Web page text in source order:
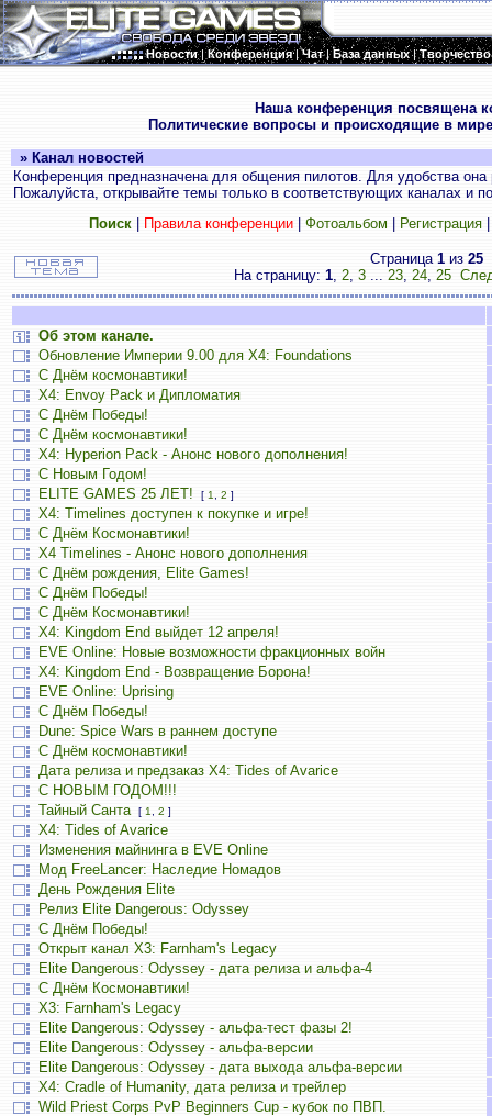
Новости|Конференция|Чат|База данных|Творчество
Наша конференция посвящена
Политические вопросы и происходящие в
» Канал новостей
Конференция предназначена для общения пилотов. Для удобства
Пожалуйста, открывайте темы только в соответствующих каналах и
Поиск| Правила конференции| Фотоальбом Регистрация
Страница 1из 25
На страницу: 1, 2, 3 ... 23, 24, 25
Об этом канале.
Обновление Империи 9.00 для X4: Foundations
С Днём космонавтики!
X4: Envoy Pack и Дипломатия
С Днём Победы!
С Днём космонавтики!
X4: Hyperion Pack - Анонс нового дополнения!
С Новым Годом!
ELITE GAMES 25 ЛЕТ!
[ 1 2 ]
X4: Timelines доступен к покупке и игре!
С Днём Космонавтики!
X4 Timelines - Анонс нового дополнения
С Днём рождения, Elite Games!
С Днём Победы!
С Днём Космонавтики!
X4: Kingdom End выйдет 12 апреля!
EVE Online: Новые возможности фракционных войн
X4: Kingdom End - Возвращение Борона!
EVE Online: Uprising
С Днём Победы!
Dune: Spice Wars в раннем доступе
С Днём космонавтики!
Дата релиза и предзаказ X4: Tides of Avarice
С НОВЫМ ГОДОМ!!!
Тайный Санта
[ 1 2 ]
X4: Tides of Avarice
Изменения майнинга в EVE Online
Мод FreeLancer: Наследие Номадов
День Рождения Elite
Релиз Elite Dangerous: Odyssey
С Днём Победы!
Открыт канал X3: Farnham's Legacy
Elite Dangerous: Odyssey - дата релиза и альфа-4
С Днём Космонавтики!
X3: Farnham's Legacy
Elite Dangerous: Odyssey - альфа-тест фазы 2!
Elite Dangerous: Odyssey - альфа-версии
Elite Dangerous: Odyssey - дата выхода альфа-версии
X4: Cradle of Humanity, дата релиза и трейлер
Wild Priest Corps PvP Beginners Cup - кубок по ПВП.